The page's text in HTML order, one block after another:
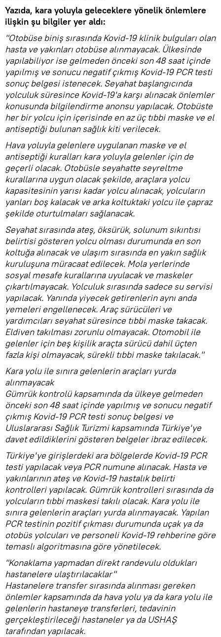
Yazıda, kara yoluyla geleceklere yönelik önlemlere
ilişkin şu bilgiler yer aldı:
"Otobüse biniş sırasında Kovid-19 klinik bulguları olan
hasta ve yakınları otobüse alınmayacak. Ülkesinde
yapılabiliyor ise gelmeden önceki son 48 saat içinde
yapılmış ve sonucu negatif çıkmış Kovid-19 PCR testi
sonuç belgesi istenecek. Seyahat başlangıcında
yolculuk süresince Kovid-19'a karşı alınacak önlemler
konusunda bilgilendirme anonsu yapılacak. Otobüste
her bir yolcu için içerisinde en az üç tıbbi maske ve el
antiseptiği bulunan sağlık kiti verilecek.
Hava yoluyla gelenlere uygulanan maske ve el
antiseptiği kuralları kara yoluyla gelenler için de
geçerli olacak. Otobüsle seyahatte seyreltme
kurallarına uygun olacak şekilde, araçlara yolcu
kapasitesinin yarısı kadar yolcu alınacak, yolcuların
yanları boş kalacak ve arka koltuktaki yolcu ile çapraz
şekilde oturtulmaları sağlanacak.
Seyahat sırasında ateş, öksürük, solunum sıkıntısı
belirtisi gösteren yolcu olması durumunda en son
koltuğa alınacak ve ulaşım sırasında en yakın sağlık
kuruluşuna müracaat edilecek. Mola yerlerinde
sosyal mesafe kurallarına uyulacak ve maskeler
çıkartılmayacak. Yolculuk sırasında sadece su servisi
yapılacak. Yanında yiyecek getirenlerin aynı anda
yemeleri engellenecek. Araç sürücüleri ve
yardımcıları seyahat süresince tıbbi maske takacak.
Eldiven takılması zorunlu olmayacak. Otomobil ile
gelenler için beş kişilik araçta sürücü dahil üçten
fazla kişi olmayacak, sürekli tıbbi maske takılacak."
Kara yolu ile sınıra gelenlerin araçları yurda
alınmayacak
Gümrük kontrolü kapsamında da ülkeye gelmeden
önceki son 48 saat içinde yapılmış ve sonucu negatif
çıkmış Kovid-19 PCR testi sonuç belgesi ve
Uluslararası Sağlık Turizmi kapsamında Türkiye'ye
davet edildiklerini gösteren belgeler ibraz edilecek.
Türkiye'ye girişlerdeki ara bölgelerde Kovid-19 PCR
testi yapılacak veya PCR numune alınacak. Hasta ve
yakınlarının ateş ve Kovid-19 hastalık belirti
kontrolleri yapılacak. Gümrük kontrolleri sırasında da
yolcuların tıbbi maskesi takılı olacak. Kara yolu ile
sınıra gelenlerin araçları yurda alınmayacak. Yapılan
PCR testinin pozitif çıkması durumunda uçak ya da
otobüs yolcuları ve personeli Kovid-19 rehberine göre
temaslı algoritmasına göre yönetilecek.
"Konaklama yapmadan direkt randevulu oldukları
hastanelere ulaştırılacaklar"
Hastanelere transfer sırasında alınması gereken
önlemler kapsamında da hava yolu ya da kara yolu ile
gelenlerin hastaneye transferleri, tedavinin
gerçekleştirileceği hastaneler ya da USHAŞ
tarafından yapılacak.